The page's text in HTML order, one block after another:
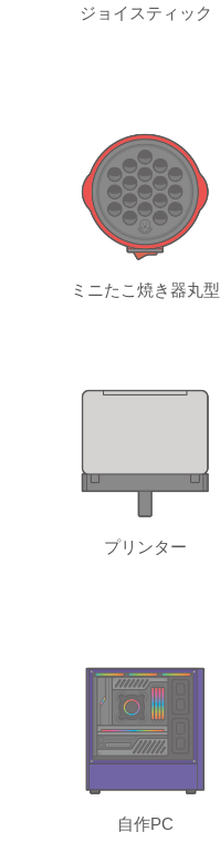
ジョイスティック
ミニたこ焼き器丸型
プリンター
自作PC